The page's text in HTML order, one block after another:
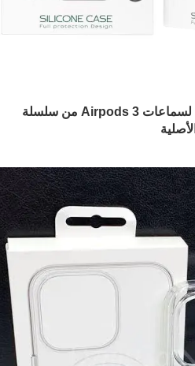
حافظة سيليكون خضراء لسماعات Airpods 3 من سلسلة